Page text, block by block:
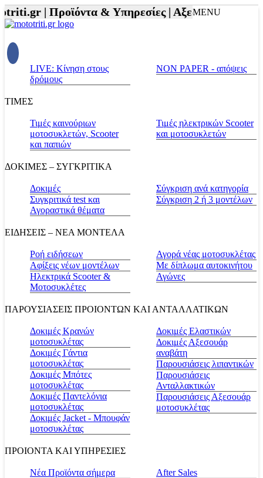
|Προϊόντα & Υπηρεσίες |Αξεσουάρ
MENU
LIVE: Κίνηση στους
δρόμους
NON PAPER - απόψεις
ΤΙΜΕΣ
Τιμές καινούριων
μοτοσυκλετών, Scooter
και παπιών
Τιμές ηλεκτρικών Scooter
και μοτοσυκλετών
ΔΟΚΙΜΕΣ – ΣΥΓΚΡΙΤΙΚΑ
Δοκιμές
Συγκριτικά test και
Αγοραστικά θέματα
Σύγκριση ανά κατηγορία
Σύγκριση 2 ή 3 μοντέλων
ΕΙΔΗΣΕΙΣ – ΝΕΑ ΜΟΝΤΕΛΑ
Ροή ειδήσεων
Αφίξεις νέων μοντέλων
Ηλεκτρικά Scooter &
Μοτοσυκλέτες
Αγορά νέας μοτοσυκλέτας
Με δίπλωμα αυτοκινήτου
Αγώνες
ΠΑΡΟΥΣΙΑΣΕΙΣ ΠΡΟΙΟΝΤΩΝ ΚΑΙ ΑΝΤΑΛΛΑΤΙΚΩΝ
Δοκιμές Κρανών
μοτοσυκλέτας
Δοκιμές Γάντια
μοτοσυκλέτας
Δοκιμές Μπότες
μοτοσυκλέτας
Δοκιμές Παντελόνια
μοτοσυκλέτας
Δοκιμές Jacket - Μπουφάν
μοτοσυκλέτας
Δοκιμές Ελαστικών
Δοκιμές Αξεσουάρ
αναβάτη
Παρουσιάσεις λιπαντικών
Παρουσιάσεις
Ανταλλακτικών
Παρουσιάσεις Αξεσουάρ
μοτοσυκλέτας
ΠΡΟΙΟΝΤΑ ΚΑΙ ΥΠΗΡΕΣΙΕΣ
Νέα Προϊόντα σήμερα
Αfter Sales